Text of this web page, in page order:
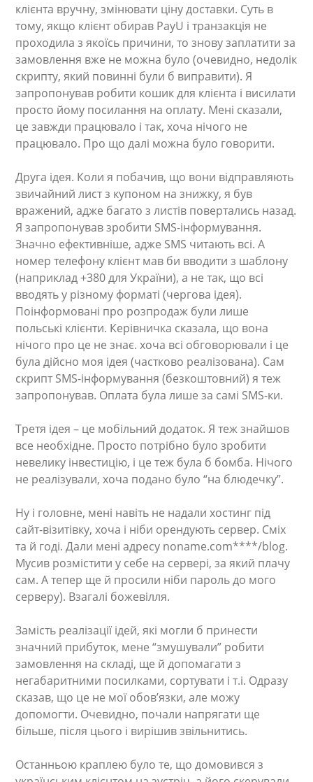
клієнта вручну, змінювати ціну доставки. Суть в
тому, якщо клієнт обирав PayU і транзакція не
проходила з якоїсь причини, то знову заплатити за
замовлення вже не можна було (очевидно, недолік
скрипту, який повинні були б виправити). Я
запропонував робити кошик для клієнта і висилати
просто йому посилання на оплату. Мені сказали,
це завжди працювало і так, хоча нічого не
працювало. Про що далі можна було говорити.
Друга ідея. Коли я побачив, що вони відправляють
звичайний лист з купоном на знижку, я був
вражений, адже багато з листів повертались назад.
Я запропонував зробити SMS-інформування.
Значно ефективніше, адже SMS читають всі. А
номер телефону клієнт мав би вводити з шаблону
(наприклад +380 для України), а не так, що всі
вводять у різному форматі (чергова ідея).
Поінформовані про розпродаж були лише
польські клієнти. Керівничка сказала, що вона
нічого про це не знає. хоча всі обговорювали і це
була дійсно моя ідея (частково реалізована). Сам
скрипт SMS-інформування (безкоштовний) я теж
запропонував. Оплата була лише за самі SMS-ки.
Третя ідея – це мобільний додаток. Я теж знайшов
все необхідне. Просто потрібно було зробити
невелику інвестицію, і це теж була б бомба. Нічого
не реалізували, хоча подано було “на блюдечку”.
Ну і головне, мені навіть не надали хостинг під
сайт-візитівку, хоча і ніби орендують сервер. Сміх
та й годі. Дали мені адресу noname.com****/blog.
Мусив розмістити у себе на сервері, за який плачу
сам. А тепер ще й просили ніби пароль до мого
серверу). Взагалі божевілля.
Замість реалізації ідей, які могли б принести
значний прибуток, мене “змушували” робити
замовлення на складі, ще й допомагати з
негабаритними посилками, сортувати і т.і. Одразу
сказав, що це не мої обов’язки, але можу
допомогти. Очевидно, почали напрягати ще
більше, після цього і вирішив звільнитись.
Останньою краплею було те, що домовився з